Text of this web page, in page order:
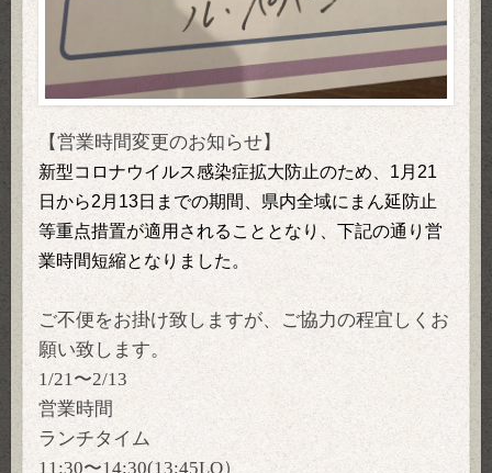
【営業時間変更のお知らせ】
新型コロナウイルス感染症拡大防止のため、1月21
日から2月13日までの期間、県内全域にまん延防止
等重点措置が適用されることとなり、下記の通り営
業時間短縮となりました。
ご不便をお掛け致しますが、ご協力の程宜しくお
願い致します。
1/21〜2/13
営業時間
ランチタイム
11:30〜14:30(13:45LO）